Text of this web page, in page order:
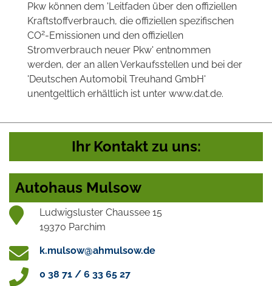
Pkw können dem 'Leitfaden über den offiziellen
Kraftstoffverbrauch, die offiziellen spezifischen
CO2-Emissionen und den offiziellen
Stromverbrauch neuer Pkw' entnommen
werden, der an allen Verkaufsstellen und bei der
'Deutschen Automobil Treuhand GmbH'
unentgeltlich erhältlich ist unter www.dat.de.
Ihr Kontakt zu uns:
Autohaus Mulsow
Ludwigsluster Chaussee 15
19370 Parchim
k.mulsow@ahmulsow.de
0 38 71 / 6 33 65 27